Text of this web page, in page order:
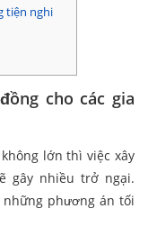
tiện nghi
cho các gia
lớn thì việc xây
gây nhiều trở ngại.
phương án tối